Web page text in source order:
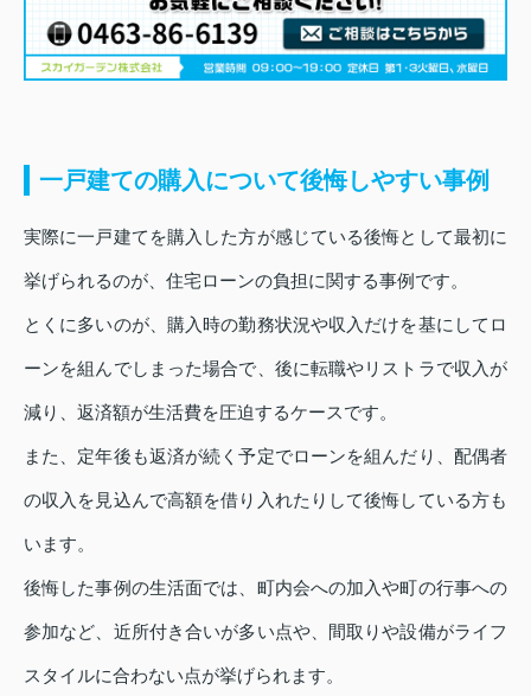
一戸建ての購入について後悔しやすい事例
実際に一戸建てを購入した方が感じている後悔として最初に
挙げられるのが、住宅ローンの負担に関する事例です。
とくに多いのが、購入時の勤務状況や収入だけを基にしてロ
ーンを組んでしまった場合で、後に転職やリストラで収入が
減り、返済額が生活費を圧迫するケースです。
また、定年後も返済が続く予定でローンを組んだり、配偶者
の収入を見込んで高額を借り入れたりして後悔している方も
います。
後悔した事例の生活面では、町内会への加入や町の行事への
参加など、近所付き合いが多い点や、間取りや設備がライフ
スタイルに合わない点が挙げられます。